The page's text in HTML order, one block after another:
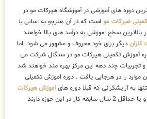
دوره های آموزشی در آموزشگاه هیرکات مو در
هیرکات مو است که در آن هنرجو به اسانی با
سطح اموزشی به درآمد های بالا خواهند
کاران دیگر برای خود معروف و مشهور می شود. اما
آموزش تکمیلی هیرکات مو در سنگال شرکت می
و تجربیات چند دهه این مرکز بهره مند خواهند شد
موارد را در هرجایی یافت . دوره اموزش تکمیلی
به آرایشگرانی که قبلا دوره های اموزش هیرکات
را گذرانده اند و یا حداقل 2 سال سابقه کار در این حوزه دارند